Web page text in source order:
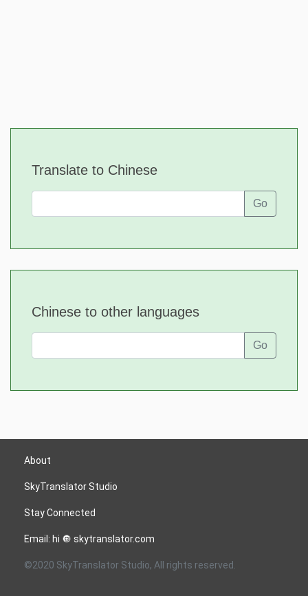
Translate to Chinese
Go
Chinese to other languages
Go
About
SkyTranslator Studio
Stay Connected
Email: hi 🔘 skytranslator.com
©2020 SkyTranslator Studio, All rights reserved.